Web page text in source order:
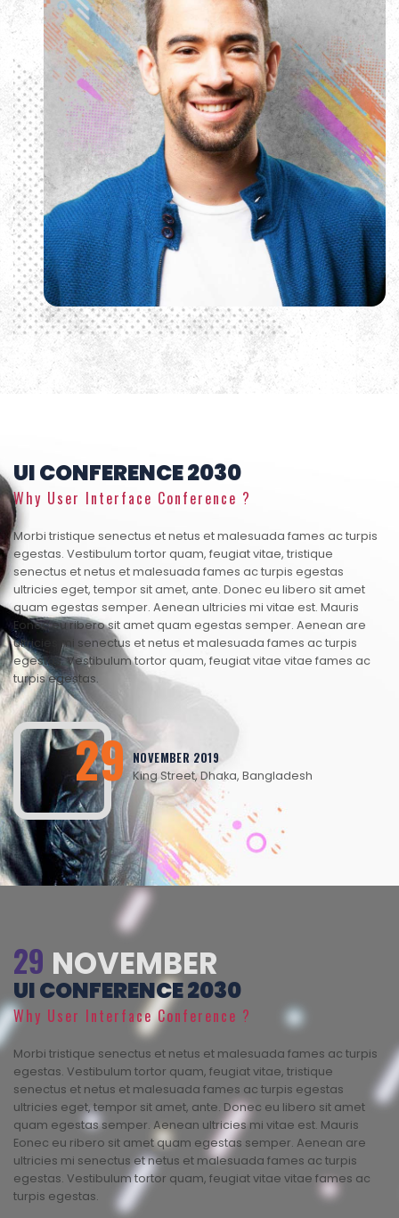
UI CONFERENCE 2030
Why User Interface Conference ?
Morbi tristique senectus et netus et malesuada fames ac turpis
egestas. Vestibulum tortor quam, feugiat vitae, tristique
senectus et netus et malesuada fames ac turpis egestas
ultricies eget, tempor sit amet, ante. Donec eu libero sit amet
quam egestas semper. Aenean ultricies mi vitae est. Mauris
Eonec eu ribero sit amet quam egestas semper. Aenean are
ultricies mi senectus et netus et malesuada fames ac turpis
egestas. Vestibulum tortor quam, feugiat vitae vitae fames ac
turpis egestas.
29 NOVEMBER 2019
King Street, Dhaka, Bangladesh
29 NOVEMBER
UI CONFERENCE 2030
Why User Interface Conference ?
Morbi tristique senectus et netus et malesuada fames ac turpis
egestas. Vestibulum tortor quam, feugiat vitae, tristique
senectus et netus et malesuada fames ac turpis egestas
ultricies eget, tempor sit amet, ante. Donec eu libero sit amet
quam egestas semper. Aenean ultricies mi vitae est. Mauris
Eonec eu ribero sit amet quam egestas semper. Aenean are
ultricies mi senectus et netus et malesuada fames ac turpis
egestas. Vestibulum tortor quam, feugiat vitae vitae fames ac
turpis egestas.